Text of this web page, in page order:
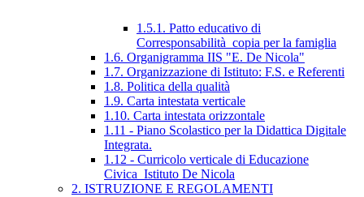
1.5.1. Patto educativo di
Corresponsabilità_copia per la famiglia
1.6. Organigramma IIS "E. De Nicola"
1.7. Organizzazione di Istituto: F.S. e Referenti
1.8. Politica della qualità
1.9. Carta intestata verticale
1.10. Carta intestata orizzontale
1.11 - Piano Scolastico per la Didattica Digitale
Integrata.
1.12 - Curricolo verticale di Educazione
Civica_Istituto De Nicola
2. ISTRUZIONE E REGOLAMENTI